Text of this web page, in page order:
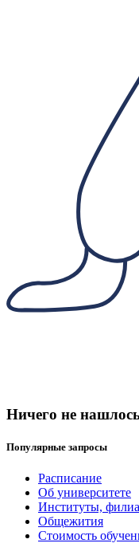
Ничего не
Популярные запросы
Расписание
Об университете
Институты,
Общежития
Стоимость